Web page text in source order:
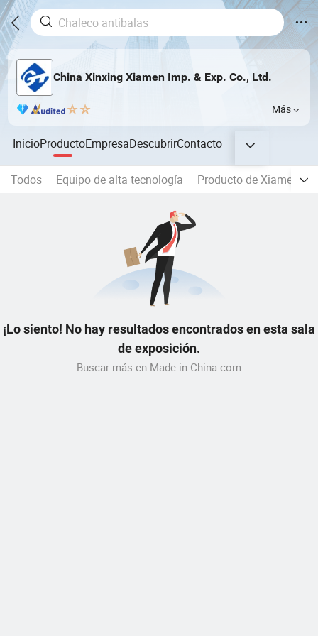
China Xinxing Xiamen Imp. & Exp. Co., Ltd.
Más
InicioProductoEmpresaDescubrirContacto
Todos Equipo de alta tecnología Producto de Xiamen
¡Lo siento! No hay resultados encontrados en esta sala
de exposición.
Buscar más en Made-in-China.com